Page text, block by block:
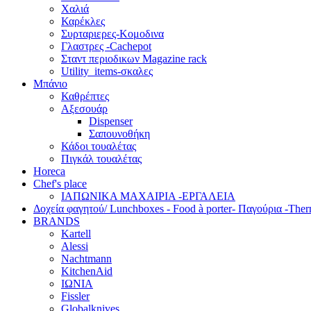
Χαλιά
Καρέκλες
Συρταριερες-Κομοδινα
Γλαστρες -Cachepot
Σταντ περιοδικων Magazine rack
Utility_items-σκαλες
Μπάνιο
Καθρέπτες
Αξεσουάρ
Dispenser
Σαπουνοθήκη
Κάδοι τουαλέτας
Πιγκάλ τουαλέτας
Horeca
Chef's place
ΙΑΠΩΝΙΚΑ ΜΑΧΑΙΡΙΑ -ΕΡΓΑΛΕΙΑ
Δoχεία φαγητού/ Lunchboxes - Food à porter- Παγούρια -
BRANDS
Kartell
Alessi
Nachtmann
KitchenAid
ΙΩΝΙΑ
Fissler